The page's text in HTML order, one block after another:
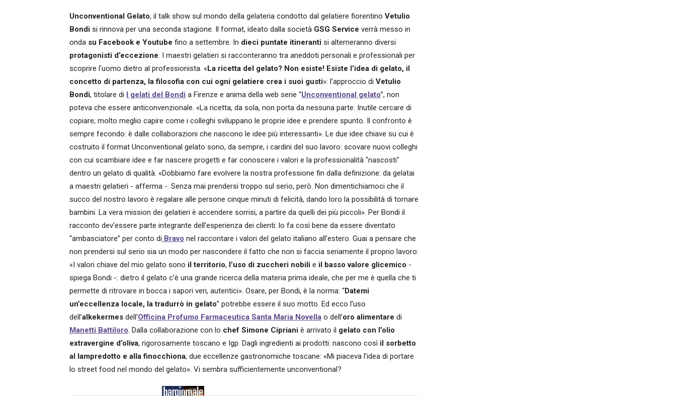
Unconventional Gelato, il talk show sul mondo della gelateria condotto dal gelatiere fiorentino Vetulio
Bondi si rinnova per una seconda stagione. Il format, ideato dalla società GSG Service verrà messo in
onda su Facebook e Youtube fino a settembre. In dieci puntate itineranti si alterneranno diversi
protagonisti d’eccezione. I maestri gelatieri si racconteranno tra aneddoti personali e professionali per
scoprire l'uomo dietro al professionista. «La ricetta del gelato? Non esiste! Esiste l’idea di gelato, il
concetto di partenza, la filosofia con cui ogni gelatiere crea i suoi gusti»: l’approccio di Vetulio
Bondi, titolare di I gelati del Bondi a Firenze e anima della web serie “Unconventional gelato”, non
poteva che essere anticonvenzionale. «La ricetta, da sola, non porta da nessuna parte. Inutile cercare di
copiare; molto meglio capire come i colleghi sviluppano le proprie idee e prendere spunto. Il confronto è
sempre fecondo: è dalle collaborazioni che nascono le idee più interessanti». Le due idee chiave su cui è
costruito il format Unconventional gelato sono, da sempre, i cardini del suo lavoro: scovare nuovi colleghi
con cui scambiare idee e far nascere progetti e far conoscere i valori e la professionalità "nascosti"
dentro un gelato di qualità. «Dobbiamo fare evolvere la nostra professione fin dalla definizione: da gelatai
a maestri gelatieri - afferma -. Senza mai prendersi troppo sul serio, però. Non dimentichiamoci che il
succo del nostro lavoro è regalare alle persone cinque minuti di felicità, dando loro la possibilità di tornare
bambini. La vera mission dei gelatieri è accendere sorrisi, a partire da quelli dei più piccoli». Per Bondi il
racconto dev’essere parte integrante dell’esperienza dei clienti: lo fa così bene da essere diventato
“ambasciatore” per conto di Bravo nel raccontare i valori del gelato italiano all’estero. Guai a pensare che
non prendersi sul serio sia un modo per nascondere il fatto che non si faccia seriamente il proprio lavoro:
«I valori chiave del mio gelato sono il territorio, l’uso di zuccheri nobili e il basso valore glicemico -
spiega Bondi -: dietro il gelato c’è una grande ricerca della materia prima ideale, che per me è quella che ti
permette di ritrovare in bocca i sapori veri, autentici». Osare, per Bondi, è la norma: “Datemi
un’eccellenza locale, la tradurrò in gelato” potrebbe essere il suo motto. Ed ecco l’uso
dell’alkekermes dell’Officina Profumo Farmaceutica Santa Maria Novella o dell’oro alimentare di
Manetti Battiloro. Dalla collaborazione con lo chef Simone Cipriani è arrivato il gelato con l’olio
extravergine d’oliva, rigorosamente toscano e Igp. Dagli ingredienti ai prodotti: nascono così il sorbetto
al lampredotto e alla finocchiona, due eccellenze gastronomiche toscane: «Mi piaceva l’idea di portare
lo street food nel mondo del gelato». Vi sembra sufficientemente unconventional?